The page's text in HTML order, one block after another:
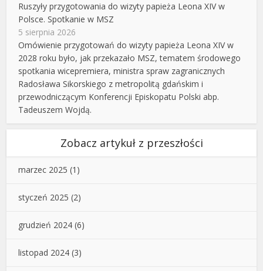
Ruszyły przygotowania do wizyty papieża Leona XIV w
Polsce. Spotkanie w MSZ
5 sierpnia 2026
Omówienie przygotowań do wizyty papieża Leona XIV w
2028 roku było, jak przekazało MSZ, tematem środowego
spotkania wicepremiera, ministra spraw zagranicznych
Radosława Sikorskiego z metropolitą gdańskim i
przewodniczącym Konferencji Episkopatu Polski abp.
Tadeuszem Wojdą.
Zobacz artykuł z przeszłości
marzec 2025 (1)
styczeń 2025 (2)
grudzień 2024 (6)
listopad 2024 (3)